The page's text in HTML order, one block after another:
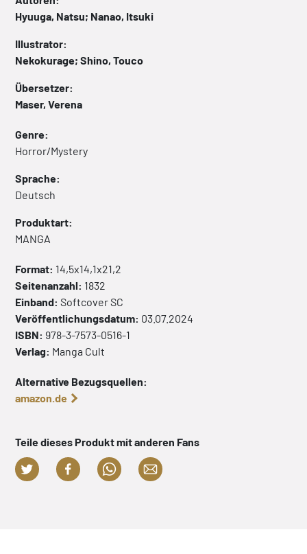
Hyuuga, Natsu; Nanao, Itsuki
Illustrator:
Nekokurage; Shino, Touco
Übersetzer:
Maser, Verena
Genre:
Horror/Mystery
Sprache:
Deutsch
Produktart:
MANGA
Format: 14,5x14,1x21,2
Seitenanzahl: 1832
Einband: SoftcoverSC
Veröffentlichungsdatum: 03.07.2024
ISBN: 978-3-7573-0516-1
Verlag: Manga Cult
Alternative Bezugsquellen:
amazon.de
Teile dieses Produkt mit anderen Fans